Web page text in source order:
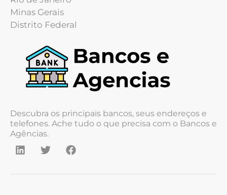
Minas Gerais
Distrito Federal
Descubra os principais bancos, seus endereços e
telefones. Ache tudo o que precisa com o Bancos e
Agências.